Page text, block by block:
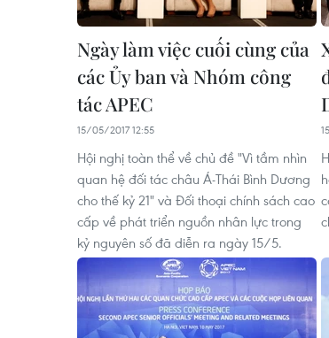
Ngày làm việc cuối cùng của
các Ủy ban và Nhóm công
tác APEC
15/05/2017 12:55
Hội nghị toàn thể về chủ đề "Vì tầm nhìn
quan hệ đối tác châu Á-Thái Bình Dương
cho thế kỷ 21" và Đối thoại chính sách cao
cấp về phát triển nguồn nhân lực trong
kỷ nguyên số đã diễn ra ngày 15/5.